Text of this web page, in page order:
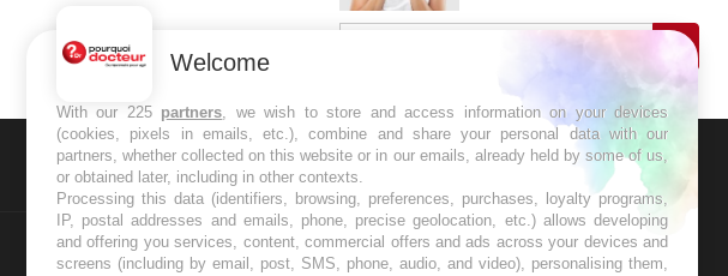
NEWSLETTER
Recevez toutes les semaines les meilleures
infos santé
Welcome
With our 225 partners, we wish to store and access information on your devices
(cookies, pixels in emails, etc.), combine and share your personal data with our
partners, whether collected on this website or in our emails, already held by some of us,
or obtained later, including in other contexts.
Processing this data (identifiers, browsing, preferences, purchases, loyalty programs,
IP, postal addresses and emails, phone, precise geolocation, etc.) allows developing
and offering you services, content, commercial offers and ads across your devices and
screens (including by email, post, SMS, phone, audio, and video), personalising them,